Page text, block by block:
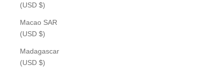
(USD $)
Macao SAR
(USD $)
Madagascar
(USD $)